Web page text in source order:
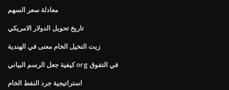
معادلة سعر السهم
تاريخ تحويل الدولار الامريكي
زيت النخيل الخام معنى في الهندية
كيفية جعل الرسم البياني org في التفوق
استراتيجية جرد النفط الخام